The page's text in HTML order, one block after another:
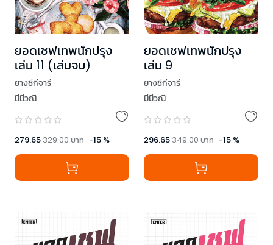
ยอดเชฟเทพนักปรุง
เล่ม 11 (เล่มจบ)
ยางชีกีจารี
มีมีวณิ
279.65329.00บาท -15 %
ยอดเชฟเทพนักปรุง
เล่ม 9
ยางชีกีจารี
มีมีวณิ
296.65349.00บาท -15 %